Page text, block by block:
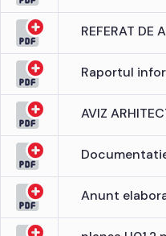
REFERAT DE
Raportul
AVIZ
Anunt